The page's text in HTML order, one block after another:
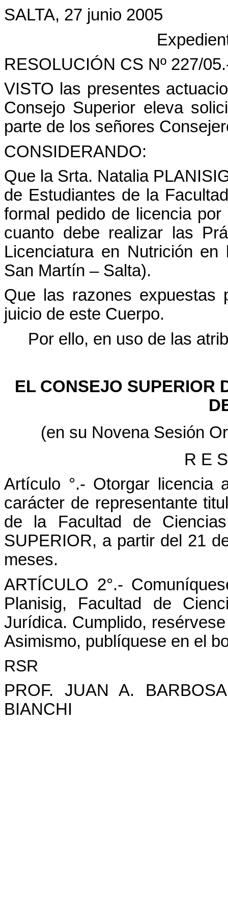
SALTA, 27 junio 2005
RESOLUCIÓN CS Nº 227/
VISTO las presentes
Consejo Superior eleva
parte de los señores
CONSIDERANDO:
Que la Srta. Natalia
de Estudiantes de la
formal pedido de licencia
cuanto debe realizar las
Licenciatura en Nutrición
San Martín – Salta).
Que las razones expuestas
juicio de este Cuerpo.
Por ello, en uso de las
EL CONSEJO SUPERIOR
(en su Novena Sesión
R E
Artículo °.- Otorgar licencia
carácter de representante
de la Facultad de
SUPERIOR, a partir del 21
meses.
ARTÍCULO 2°.-
Planisig, Facultad de
Jurídica. Cumplido,
Asimismo, publíquese en el
RSR
PROF. JUAN A.
BIANCHI